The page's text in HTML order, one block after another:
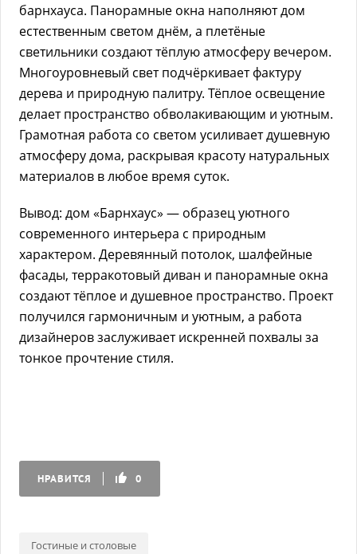
барнхауса. Панорамные окна наполняют дом
естественным светом днём, а плетёные
светильники создают тёплую атмосферу вечером.
Многоуровневый свет подчёркивает фактуру
дерева и природную палитру. Тёплое освещение
делает пространство обволакивающим и уютным.
Грамотная работа со светом усиливает душевную
атмосферу дома, раскрывая красоту натуральных
материалов в любое время суток.
Вывод: дом «Барнхаус» — образец уютного
современного интерьера с природным
характером. Деревянный потолок, шалфейные
фасады, терракотовый диван и панорамные окна
создают тёплое и душевное пространство. Проект
получился гармоничным и уютным, а работа
дизайнеров заслуживает искренней похвалы за
тонкое прочтение стиля.
НРАВИТСЯ 0
Гостиные и столовые